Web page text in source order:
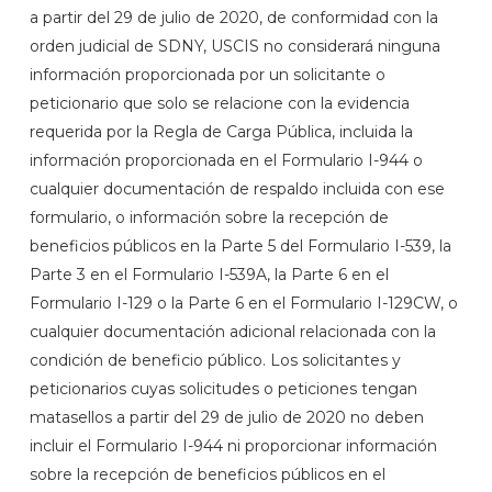
a partir del 29 de julio de 2020, de conformidad con la
orden judicial de SDNY, USCIS no considerará ninguna
información proporcionada por un solicitante o
peticionario que solo se relacione con la evidencia
requerida por la Regla de Carga Pública, incluida la
información proporcionada en el Formulario I-944 o
cualquier documentación de respaldo incluida con ese
formulario, o información sobre la recepción de
beneficios públicos en la Parte 5 del Formulario I-539, la
Parte 3 en el Formulario I-539A, la Parte 6 en el
Formulario I-129 o la Parte 6 en el Formulario I-129CW, o
cualquier documentación adicional relacionada con la
condición de beneficio público. Los solicitantes y
peticionarios cuyas solicitudes o peticiones tengan
matasellos a partir del 29 de julio de 2020 no deben
incluir el Formulario I-944 ni proporcionar información
sobre la recepción de beneficios públicos en el